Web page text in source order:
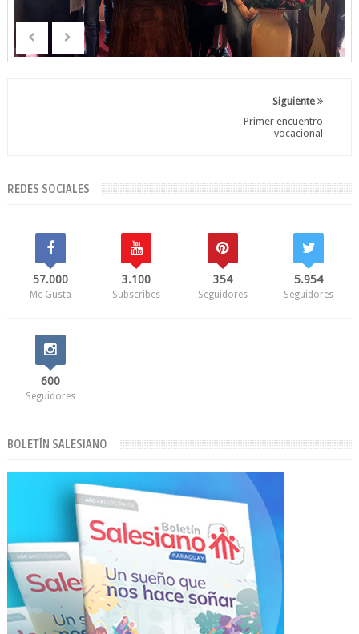
Siguiente
Primer encuentro
vocacional
REDES SOCIALES
57.000
Me Gusta
3.100
Subscribes
354
Seguidores
5.954
Seguidores
600
Seguidores
BOLETÍN SALESIANO